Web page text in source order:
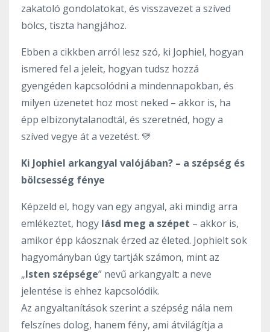
zakatoló gondolatokat, és visszavezet a szíved
bölcs, tiszta hangjához.
Ebben a cikkben arról lesz szó, ki Jophiel, hogyan
ismered fel a jeleit, hogyan tudsz hozzá
gyengéden kapcsolódni a mindennapokban, és
milyen üzenetet hoz most neked – akkor is, ha
épp elbizonytalanodtál, és szeretnéd, hogy a
szíved vegye át a vezetést. 💛
Ki Jophiel arkangyal valójában? – a szépség és
bölcsesség fénye
Képzeld el, hogy van egy angyal, aki mindig arra
emlékeztet, hogy lásd meg a szépet – akkor is,
amikor épp káosznak érzed az életed. Jophielt sok
hagyományban úgy tartják számon, mint az
„Isten szépsége” nevű arkangyalt: a neve
jelentése is ehhez kapcsolódik.
Az angyaltanítások szerint a szépség nála nem
felszínes dolog, hanem fény, ami átvilágítja a